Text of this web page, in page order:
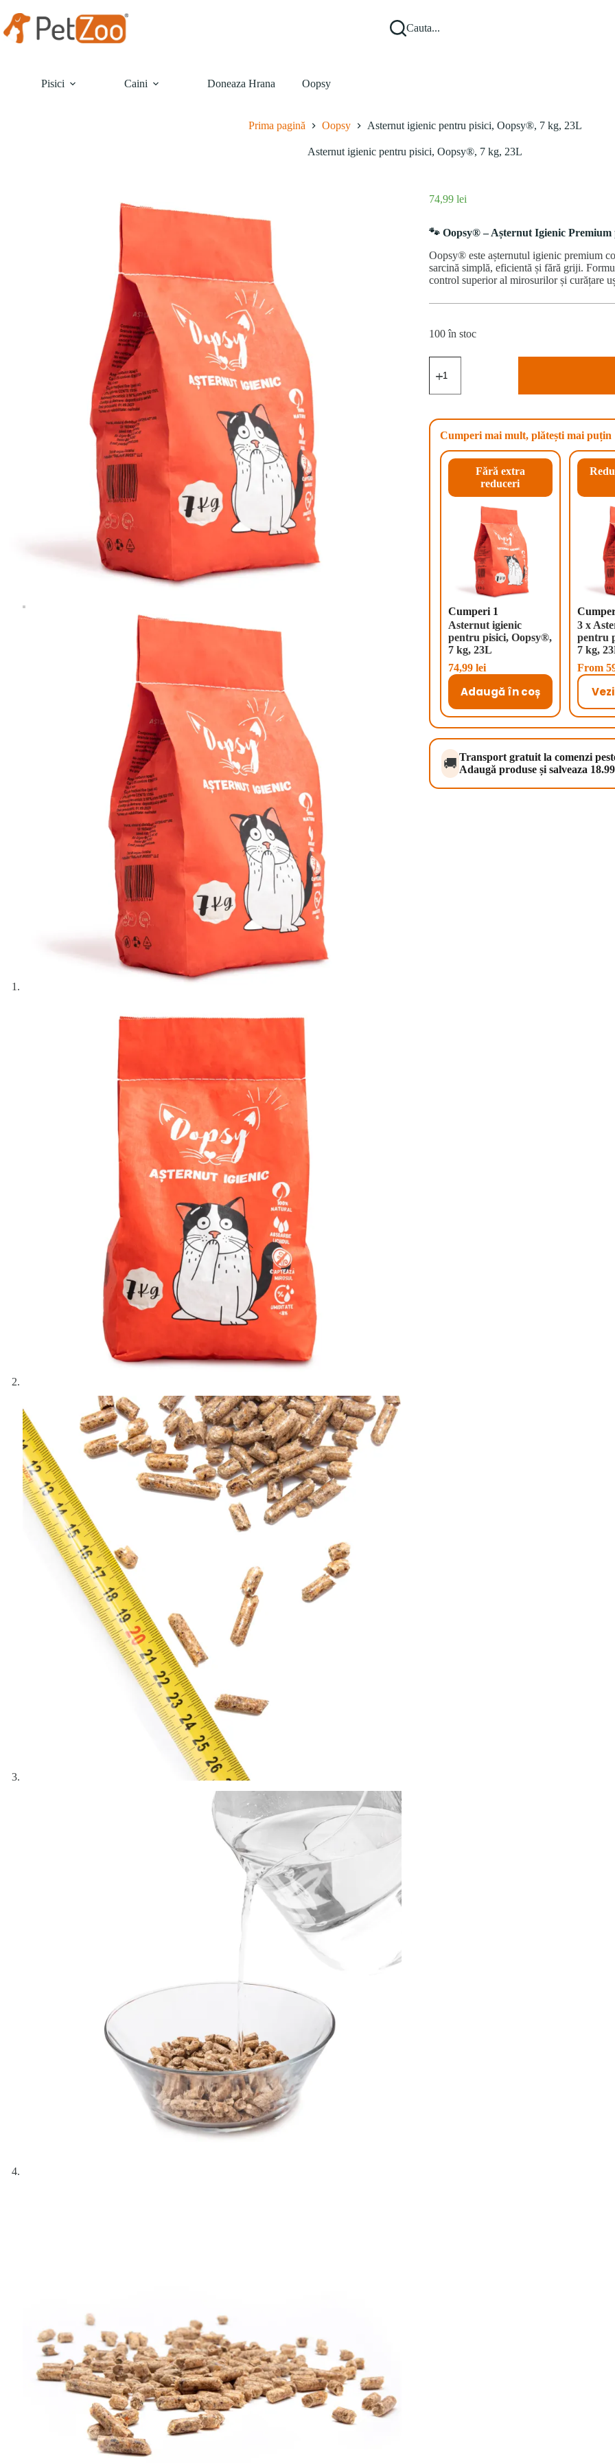
conținut
Cauta...
Pisici Caini Doneaza Hrana Oopsy
Prima pagină Oopsy Asternut igienic pentru pisici, Oopsy®, 7 kg, 23L
Asternut igienic pentru pisici, Oopsy®, 7 kg, 23L
74,99 lei
🐾 Oopsy® – Așternut Igienic Premium
Oopsy® este așternutul igienic premium
sarcină simplă, eficientă și fără griji.
control superior al mirosurilor și curățare
100 în stoc
Asternut
pentru
Oopsy®,
23L
Cumperi mai mult, plătești mai puțin
Fără extra
reduceri
Cumperi 1
Asternut igienic
pentru pisici, Oopsy®,
7 kg, 23L
74,99 lei
Adaugă în coș
3 x
pentru
7 kg,
From
🚚 Transport gratuit la comenzi
Adaugă produse și salveaza